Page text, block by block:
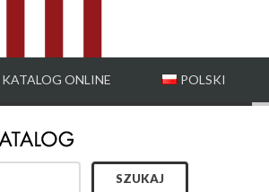
KATALOG ONLINE POLSKI